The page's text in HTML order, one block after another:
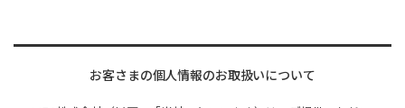
お客さまの個人情報のお取扱いについて